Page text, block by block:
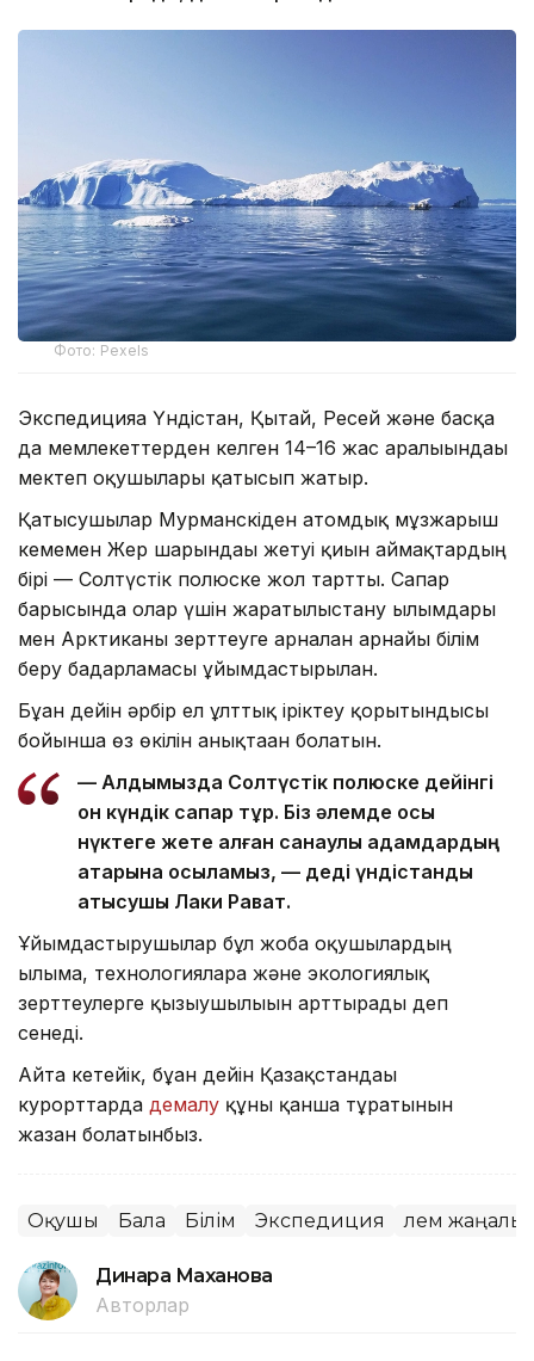
Фото: Pexels
Экспедицияға Үндістан, Қытай, Ресей және басқа
да мемлекеттерден келген 14–16 жас аралығындағы
мектеп оқушылары қатысып жатыр.
Қатысушылар Мурманскіден атомдық мұзжарғыш
кемемен Жер шарындағы жетуі қиын аймақтардың
бірі — Солтүстік полюске жол тартты. Сапар
барысында олар үшін жаратылыстану ғылымдары
мен Арктиканы зерттеуге арналған арнайы білім
беру бағдарламасы ұйымдастырылған.
Бұған дейін әрбір ел ұлттық іріктеу қорытындысы
бойынша өз өкілін анықтаған болатын.
— Алдымызда Солтүстік полюске дейінгі
он күндік сапар тұр. Біз әлемде осы
нүктеге жете алған санаулы адамдардың
қатарына қосыламыз, — деді үндістандық
қатысушы Лаки Рават.
Ұйымдастырушылар бұл жоба оқушылардың
ғылымға, технологияларға және экологиялық
зерттеулерге қызығушылығын арттырады деп
сенеді.
Айта кетейік, бұған дейін Қазақстандағы
курорттарда демалу құны қанша тұратынын
жазған болатынбыз.
Оқушы Бала Білім Экспедиция Әлем
Динара Маханова
Авторлар